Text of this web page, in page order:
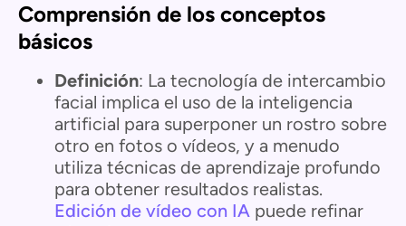
Comprensión de los conceptos
básicos
Definición: La tecnología de intercambio
facial implica el uso de la inteligencia
artificial para superponer un rostro sobre
otro en fotos o vídeos, y a menudo
utiliza técnicas de aprendizaje profundo
para obtener resultados realistas.
Edición de vídeo con IA puede refinar